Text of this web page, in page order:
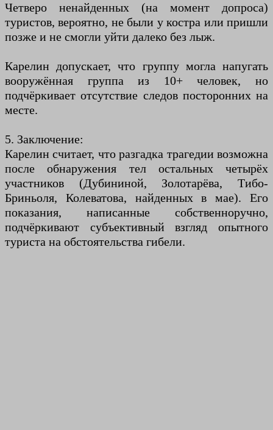
Четверо ненайденных (на момент допроса)
туристов, вероятно, не были у костра или пришли
позже и не смогли уйти далеко без лыж.
Карелин допускает, что группу могла напугать
вооружённая группа из 10+ человек, но
подчёркивает отсутствие следов посторонних на
месте.
5. Заключение:
Карелин считает, что разгадка трагедии возможна
после обнаружения тел остальных четырёх
участников (Дубининой, Золотарёва, Тибо-
Бриньоля, Колеватова, найденных в мае). Его
показания, написанные собственноручно,
подчёркивают субъективный взгляд опытного
туриста на обстоятельства гибели.